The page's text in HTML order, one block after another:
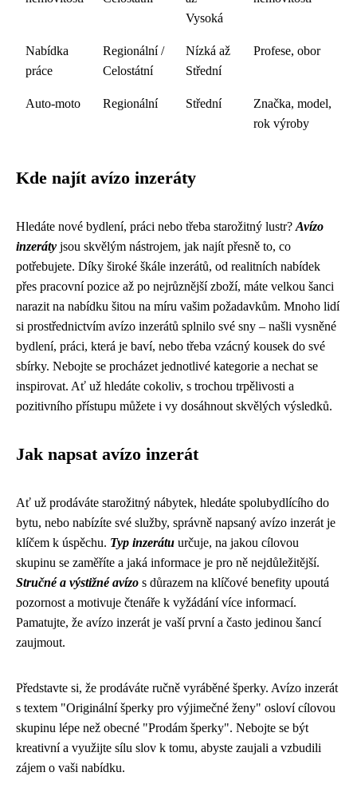
Vysoká
Nabídka
práce
Regionální /
Celostátní
Nízká až
Střední
Profese, obor
Auto-moto Regionální Střední
Značka, model,
rok výroby
Kde najít avízo inzeráty
Hledáte nové bydlení, práci nebo třeba starožitný lustr? Avízo
inzeráty jsou skvělým nástrojem, jak najít přesně to, co
potřebujete. Díky široké škále inzerátů, od realitních nabídek
přes pracovní pozice až po nejrůznější zboží, máte velkou šanci
narazit na nabídku šitou na míru vašim požadavkům. Mnoho lidí
si prostřednictvím avízo inzerátů splnilo své sny – našli vysněné
bydlení, práci, která je baví, nebo třeba vzácný kousek do své
sbírky. Nebojte se procházet jednotlivé kategorie a nechat se
inspirovat. Ať už hledáte cokoliv, s trochou trpělivosti a
pozitivního přístupu můžete i vy dosáhnout skvělých výsledků.
Jak napsat avízo inzerát
Ať už prodáváte starožitný nábytek, hledáte spolubydlícího do
bytu, nebo nabízíte své služby, správně napsaný avízo inzerát je
klíčem k úspěchu. Typ inzerátu určuje, na jakou cílovou
skupinu se zaměříte a jaká informace je pro ně nejdůležitější.
Stručné a výstižné avízo s důrazem na klíčové benefity upoutá
pozornost a motivuje čtenáře k vyžádání více informací.
Pamatujte, že avízo inzerát je vaší první a často jedinou šancí
zaujmout.
Představte si, že prodáváte ručně vyráběné šperky. Avízo inzerát
s textem "Originální šperky pro výjimečné ženy" osloví cílovou
skupinu lépe než obecné "Prodám šperky". Nebojte se být
kreativní a využijte sílu slov k tomu, abyste zaujali a vzbudili
zájem o vaši nabídku.